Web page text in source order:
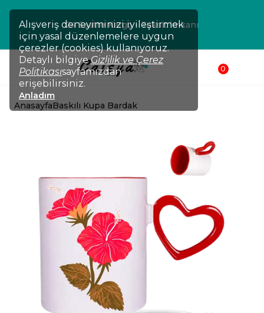
Alışveriş deneyiminizi iyileştirmek
için yasal düzenlemelere uygun
çerezler (cookies) kullanıyoruz.
Detaylı bilgiye Gizlilik ve Çerez
Politikasısayfamızdan
erişebilirsiniz.
Anladım
24 Saatte Kargo - Taksit İmkanı
0
AnasayfaBaskılı Kupa Bardak